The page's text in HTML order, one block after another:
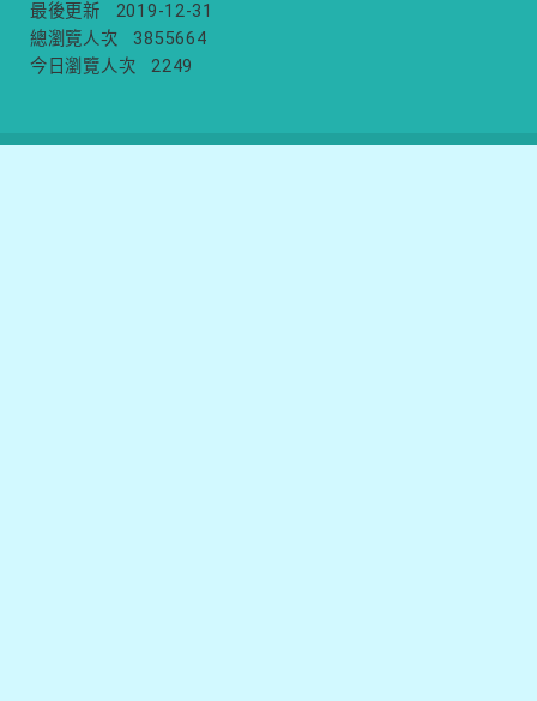
最後更新
2019-12-31
總瀏覽人次
3855664
今日瀏覽人次
2249